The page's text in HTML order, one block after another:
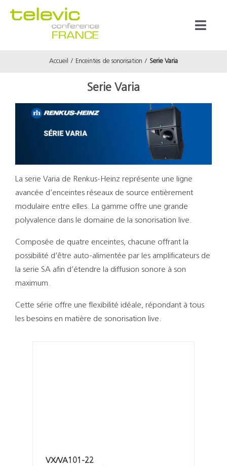
Accueil Enceintes de sonorisation Serie Varia
Serie Varia
La serie Varia de Renkus-Heinz représente une ligne
avancée d’enceintes réseaux de source entièrement
modulaire entre elles. La gamme offre une grande
polyvalence dans le domaine de la sonorisation live.
Composée de quatre enceintes, chacune offrant la
possibilité d’être auto-alimentée par les amplificateurs de
la serie SA afin d’étendre la diffusion sonore à son
maximum.
Cette série offre une flexibilité idéale, répondant à tous
les besoins en matière de sonorisation live.
VX/VA101-22